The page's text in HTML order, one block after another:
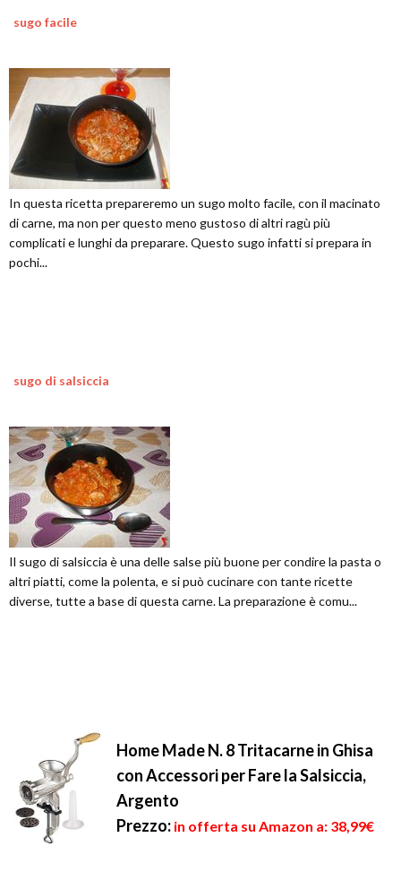
sugo facile
In questa ricetta prepareremo un sugo molto facile, con il macinato
di carne, ma non per questo meno gustoso di altri ragù più
complicati e lunghi da preparare. Questo sugo infatti si prepara in
pochi...
sugo di salsiccia
Il sugo di salsiccia è una delle salse più buone per condire la pasta o
altri piatti, come la polenta, e si può cucinare con tante ricette
diverse, tutte a base di questa carne. La preparazione è comu...
Home Made N. 8 Tritacarne in Ghisa
con Accessori per Fare la Salsiccia,
Argento
Prezzo: in offerta su Amazon a: 38,99€